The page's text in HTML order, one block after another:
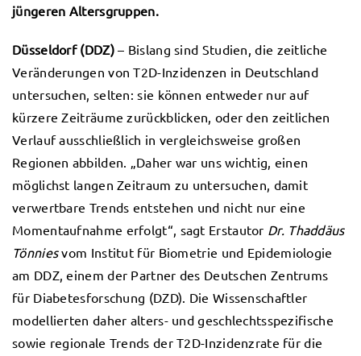
jüngeren Altersgruppen.
Düsseldorf (DDZ)– Bislang sind Studien, die zeitliche
Veränderungen von T2D-Inzidenzen in Deutschland
untersuchen, selten: sie können entweder nur auf
kürzere Zeiträume zurückblicken, oder den zeitlichen
Verlauf ausschließlich in vergleichsweise großen
Regionen abbilden. „Daher war uns wichtig, einen
möglichst langen Zeitraum zu untersuchen, damit
verwertbare Trends entstehen und nicht nur eine
Momentaufnahme erfolgt“, sagt Erstautor Dr. Thaddäus
Tönniesvom Institut für Biometrie und Epidemiologie
am DDZ, einem der Partner des Deutschen Zentrums
für Diabetesforschung (DZD). Die Wissenschaftler
modellierten daher alters- und geschlechtsspezifische
sowie regionale Trends der T2D-Inzidenzrate für die